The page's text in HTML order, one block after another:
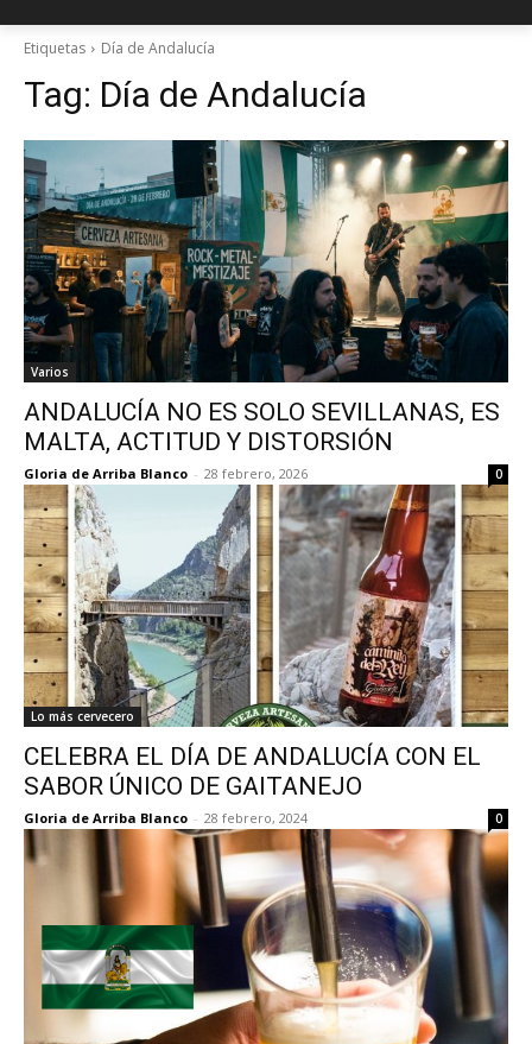
Etiquetas Día de Andalucía
Tag: Día de Andalucía
Varios
ANDALUCÍA NO ES SOLO SEVILLANAS, ES
MALTA, ACTITUD Y DISTORSIÓN
Gloria de Arriba Blanco - 28 febrero, 2026 0
Lo más cervecero
CELEBRA EL DÍA DE ANDALUCÍA CON EL
SABOR ÚNICO DE GAITANEJO
Gloria de Arriba Blanco - 28 febrero, 2024 0